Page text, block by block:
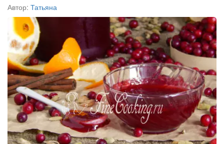
Автор: Татьяна